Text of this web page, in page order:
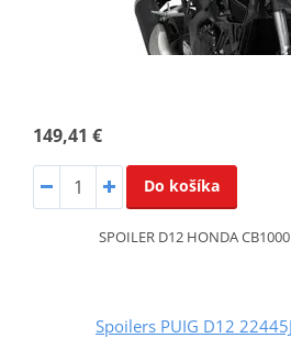
149,41 €
Do košíka
SPOILER D12 HONDA
Spoilers PUIG D12